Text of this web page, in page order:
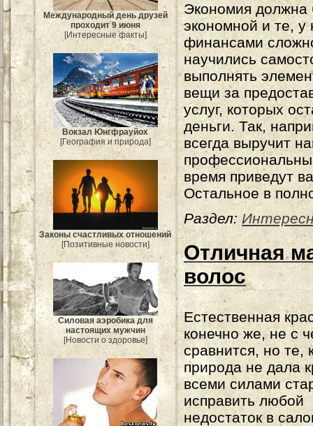
Международный день друзей
проходит 9 июня
[Интересные факты]
Вокзал Юнгфрауйох
[География и природа]
Законы счастливых отношений
[Позитивные новости]
Силовая аэробика для
настоящих мужчин
[Новости о здоровье]
Экономия должна
экономной и те, у
финансами
научились
выполнять
вещи за
услуг, которых
деньги. Так,
всегда выручит
время приведут
Остальное в
Раздел:
Отличная
волос
Естественная
конечно же, не с
сравнится, но те,
природа не дала
всеми силами
исправить любой
недостаток в